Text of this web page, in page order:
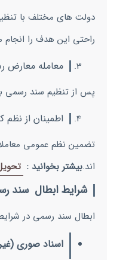
دولت های مختلف با
راحتی این هدف را
معامله معارض
پس از تنظیم سند رسمی
اطمینان از نظم
تضمین نظم عمومی
اند.بیشتر بخوانید :
شرایط ابطال سند
ابطال سند رسمی در
اسناد صوری